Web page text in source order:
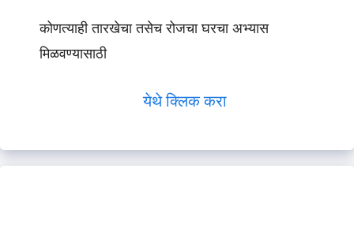
कोणत्याही तारखेचा तसेच रोजचा घरचा अभ्यास
मिळवण्यासाठी
येथे क्लिक करा